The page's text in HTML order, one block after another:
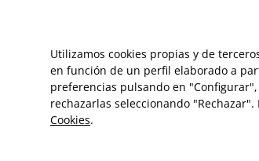
Utilizamos cookies propias y de
en función de un perfil elaborado a
preferencias pulsando en
rechazarlas seleccionando
Cookies.